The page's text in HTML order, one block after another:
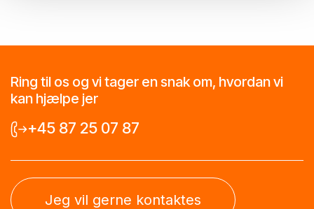
Ring til os og vi tager en snak om, hvordan vi
kan hjælpe jer
+45 87 25 07 87
Jeg vil gerne kontaktes